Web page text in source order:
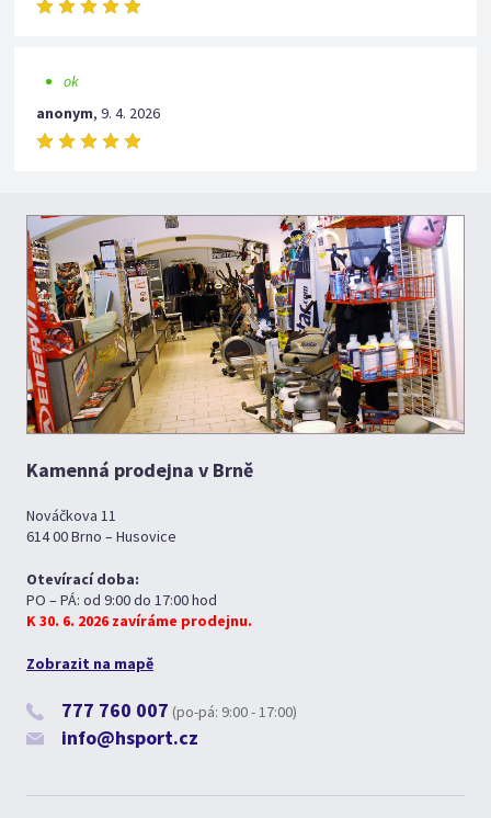
ok
anonym,9. 4. 2026
Kamenná prodejna v Brně
Nováčkova 11
614 00 Brno – Husovice
Otevírací doba:
PO – PÁ: od 9:00 do 17:00 hod
K 30. 6. 2026 zavíráme prodejnu.
Zobrazit na mapě
777 760 007 (po-pá: 9:00 - 17:00)
info@hsport.cz